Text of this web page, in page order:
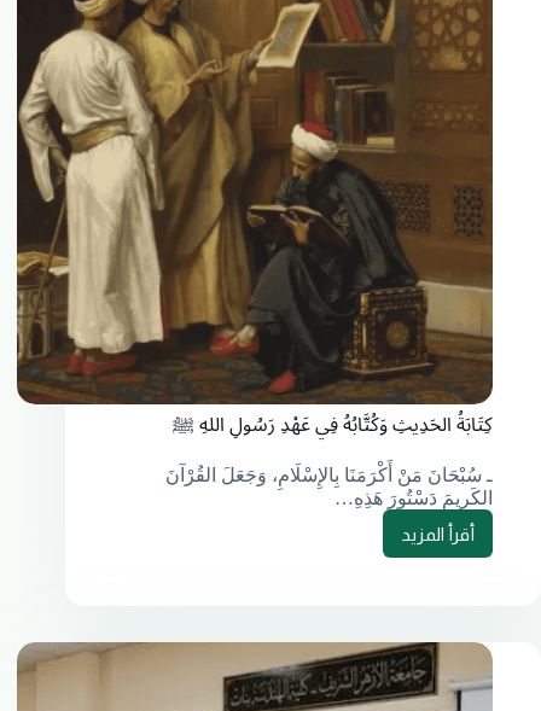
كِتَابَةُ الحَدِيثِ وَكُتَّابُهُ فِي عَهْدِ رَسُولِ اللهِ ﷺ
ـ سُبْحَانَ مَنْ أَكْرَمَنَا بِالإِسْلَامِ، وَجَعَلَ القُرْآنَ
الكَرِيمَ دَسْتُورَ هَذِهِ…
أقرأ المزيد